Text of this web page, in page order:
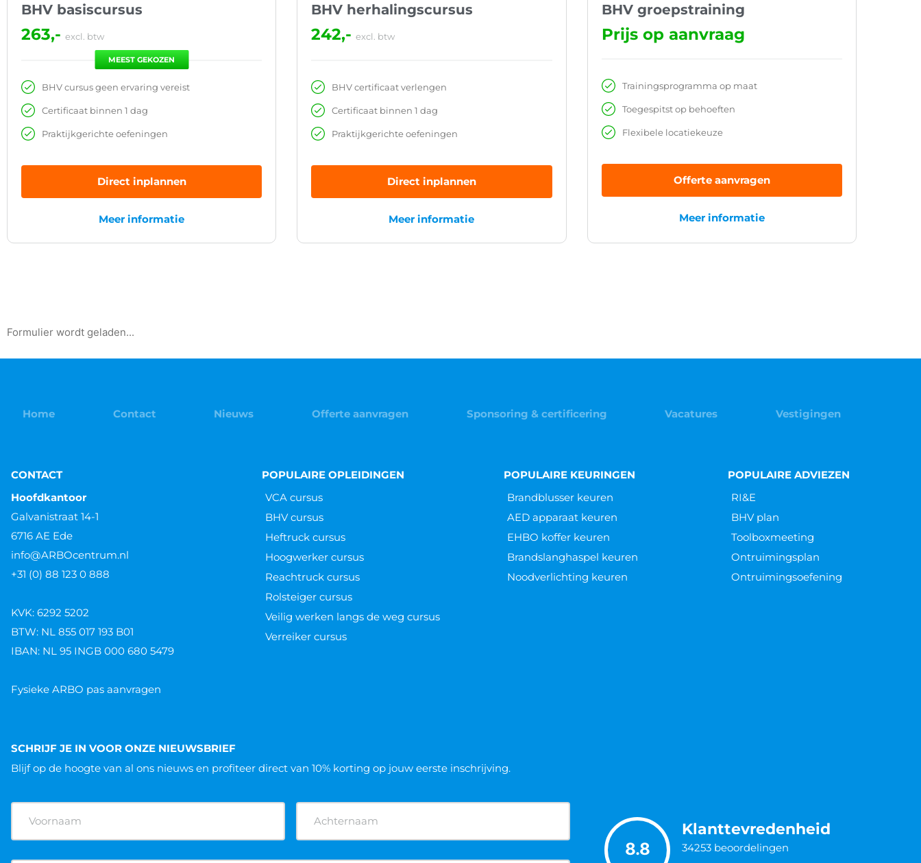
BHV basiscursus
263,- excl. btw
MEEST GEKOZEN
BHV cursus geen ervaring vereist
Certificaat binnen 1 dag
Praktijkgerichte oefeningen
Direct inplannen
Meer informatie
BHV herhalingscursus
242,- excl. btw
BHV certificaat verlengen
Certificaat binnen 1 dag
Praktijkgerichte oefeningen
Direct inplannen
Meer informatie
BHV groepstraining
Prijs op aanvraag
Trainingsprogramma op maat
Toegespitst op behoeften
Flexibele locatiekeuze
Offerte aanvragen
Meer informatie
Formulier wordt geladen...
Home Contact Nieuws Offerte aanvragen Sponsoring & certificering Vacatures Vestigingen
CONTACT
Hoofdkantoor
Galvanistraat 14-1
6716 AE Ede
info@ARBOcentrum.nl
+31 (0) 88 123 0 888
KVK: 6292 5202
BTW: NL 855 017 193 B01
IBAN: NL 95 INGB 000 680 5479
Fysieke ARBO pas aanvragen
POPULAIRE OPLEIDINGEN
VCA cursus
BHV cursus
Heftruck cursus
Hoogwerker cursus
Reachtruck cursus
Rolsteiger cursus
Veilig werken langs de weg cursus
Verreiker cursus
POPULAIRE KEURINGEN
Brandblusser keuren
AED apparaat keuren
EHBO koffer keuren
Brandslanghaspel keuren
Noodverlichting keuren
POPULAIRE ADVIEZEN
RI&E
BHV plan
Toolboxmeeting
Ontruimingsplan
Ontruimingsoefening
SCHRIJF JE IN VOOR ONZE NIEUWSBRIEF
Blijf op de hoogte van al ons nieuws en profiteer direct van 10% korting op jouw eerste inschrijving.
8.8
Klanttevredenheid
34253 beoordelingen